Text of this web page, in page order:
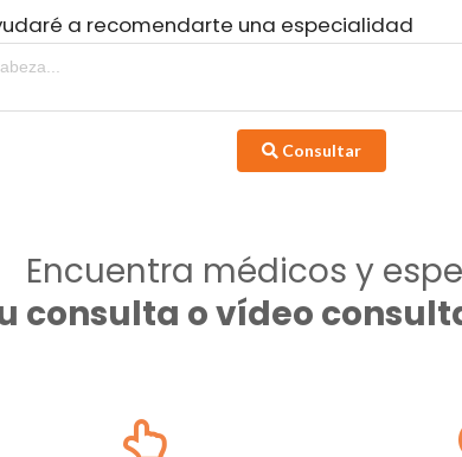
a recomendarte una especialidad
Consultar
Encuentra médicos y
consulta o vídeo